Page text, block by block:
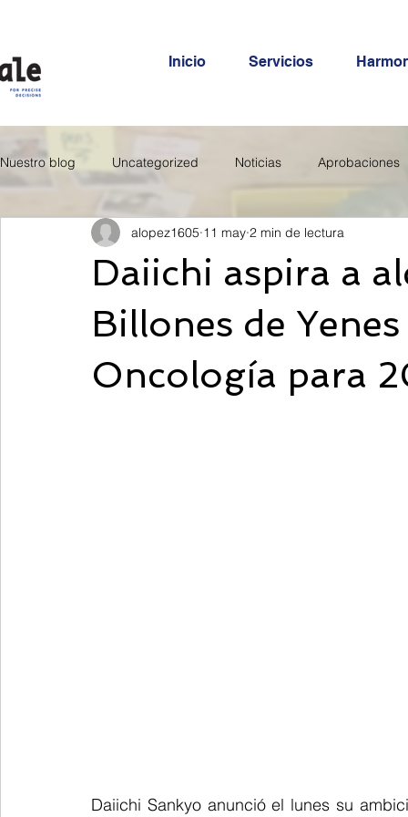
Inicio Servicios
Nuestro blog Uncategorized Noticias Aprobaciones
Daiichi aspira a
Billones de
Oncología para
alopez1605 11 may 2 min de lectura
Daiichi Sankyo anunció el lunes su